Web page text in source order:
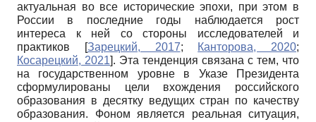
актуальная во все исторические эпохи, при этом в
России в последние годы наблюдается рост
интереса к ней со стороны исследователей и
практиков
[Зарецкий, 2017; Канторова, 2020;
Косарецкий, 2021]. Эта тенденция связана с тем, что
на государственном уровне в Указе Президента
сформулированы цели вхождения российского
образования в десятку ведущих стран по качеству
образования. Фоном является реальная ситуация,